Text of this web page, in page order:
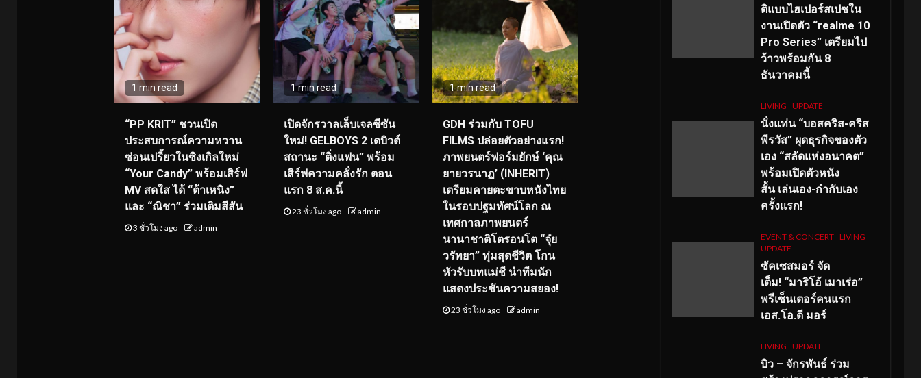
1 min read
“PP KRIT” ชวนเปิด
ประสบการณ์ความหวาน
ซ่อนเปรี้ยวในซิงเกิลใหม่
“Your Candy” พร้อมเสิร์ฟ
MV สดใส ได้ “ต้าเหนิง”
และ “ณิชา” ร่วมเติมสีสัน
3 ชั่วโมง ago admin
1 min read
เปิดจักรวาลเล็บเจลซีซัน
ใหม่! GELBOYS 2 เดบิวต์
สถานะ “ติ่งแฟน” พร้อม
เสิร์ฟความคลั่งรัก ตอน
แรก 8 ส.ค.นี้
23 ชั่วโมง ago admin
1 min read
GDH ร่วมกับ TOFU
FILMS ปล่อยตัวอย่างแรก!
ภาพยนตร์ฟอร์มยักษ์ ‘คุณ
ยายวรนาฏ’ (INHERIT)
เตรียมคายตะขาบหนังไทย
ในรอบปฐมทัศน์โลก ณ
เทศกาลภาพยนตร์
นานาชาติโตรอนโต “จุ๋ย
วรัทยา” ทุ่มสุดชีวิต โกน
หัวรับบทแม่ชี นำทีมนัก
แสดงประชันความสยอง!
23 ชั่วโมง ago admin
ติแบบไฮเปอร์สเปซใน
งานเปิดตัว “realme 10
Pro Series” เตรียมไป
ว้าวพร้อมกัน 8
ธันวาคมนี้
LIVING UPDATE
นั่งแท่น “บอสคริส-คริส
พีรวัส” ผุดธุรกิจของตัว
เอง “สลัดแห่งอนาคต”
พร้อมเปิดตัวหนัง
สั้น เล่นเอง-กำกับเอง
ครั้งแรก!
EVENT & CONCERT LIVING
UPDATE
ซัคเซสมอร์ จัด
เต็ม! “มาริโอ้ เมาเร่อ”
พรีเซ็นเตอร์คนแรก
เอส.โอ.ดี มอร์
LIVING UPDATE
บิว – จักรพันธ์ ร่วม